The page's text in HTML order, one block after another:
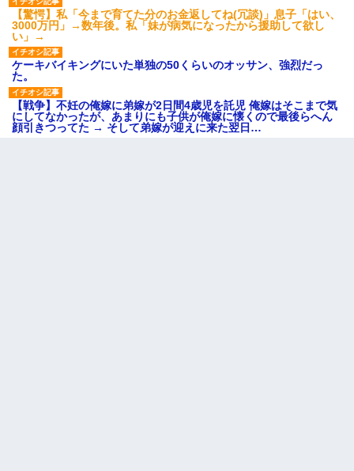
【驚愕】私「今まで育てた分のお金返してね(冗談)」息子「はい、
3000万円」→数年後。私「妹が病気になったから援助して欲し
い」→
ケーキバイキングにいた単独の50くらいのオッサン、強烈だっ
た。
【戦争】不妊の俺嫁に弟嫁が2日間4歳児を託児 俺嫁はそこまで気
にしてなかったが、あまりにも子供が俺嫁に懐くので最後らへん
顔引きつってた → そして弟嫁が迎えに来た翌日…